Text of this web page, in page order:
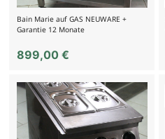
Bain Marie auf GAS NEUWARE +
Garantie 12 Monate
899,00 €